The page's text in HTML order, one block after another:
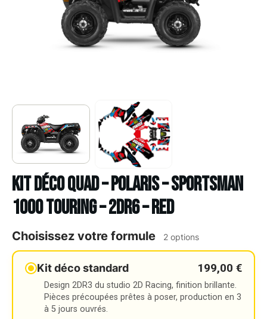
Kit déco Quad – POLARIS – SPORTSMAN
1000 TOURING – 2DR6 – RED
Choisissez votre formule 2 options
Kit déco standard 199,00 €
Design 2DR3 du studio 2D Racing, finition brillante.
Pièces précoupées prêtes à poser, production en 3
à 5 jours ouvrés.